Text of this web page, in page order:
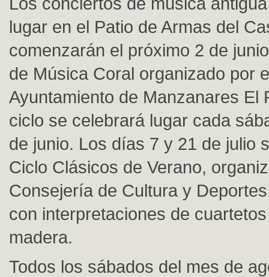
lugar en el Patio de Armas del
comenzarán el próximo 2 de
de Música Coral organizado por
Ayuntamiento de Manzanares El
ciclo se celebrará lugar cada
de junio. Los días 7 y 21 de julio
Ciclo Clásicos de Verano,
Consejería de Cultura y
con interpretaciones de
madera.
Todos los sábados del mes de